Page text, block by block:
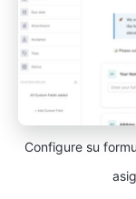
Configure su